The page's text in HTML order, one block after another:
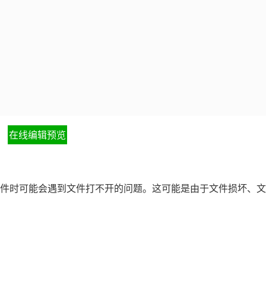
在线编辑预览
时可能会遇到文件打不开的问题。这可能是由于文件损坏、